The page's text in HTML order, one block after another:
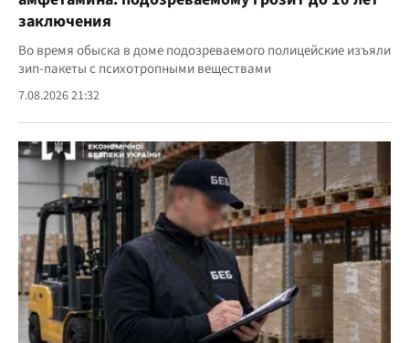
заключения
Во время обыска в доме подозреваемого полицейские изъяли
зип-пакеты с психотропными веществами
7.08.2026 21:32